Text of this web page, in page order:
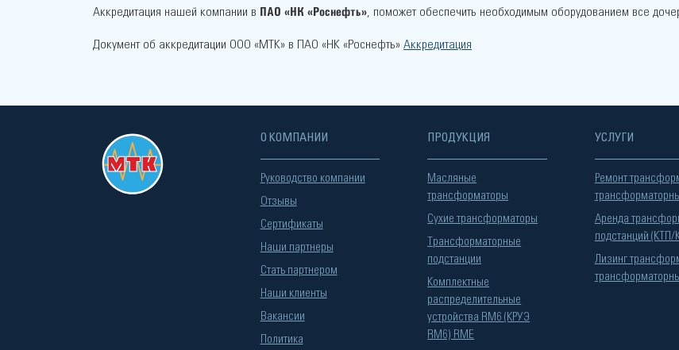
Аккредитация нашей компании в ПАО «НК «Роснефть» , поможет обеспечить необходимым оборудованием все
Документ об аккредитации ООО «МТК» в ПАО «НК «Роснефть» Аккредитация
О КОМПАНИИ
Руководство компании
Отзывы
Сертификаты
Наши партнеры
Стать партнером
Наши клиенты
Вакансии
Политика
ПРОДУКЦИЯ
Масляные
трансформаторы
Сухие трансформаторы
Трансформаторные
подстанции
Комплектные
распределительные
устройства RM6 (КРУЭ
RM6) RME
УСЛУГИ
Ремонт
Аренда
подстанций (КТП/
Лизинг